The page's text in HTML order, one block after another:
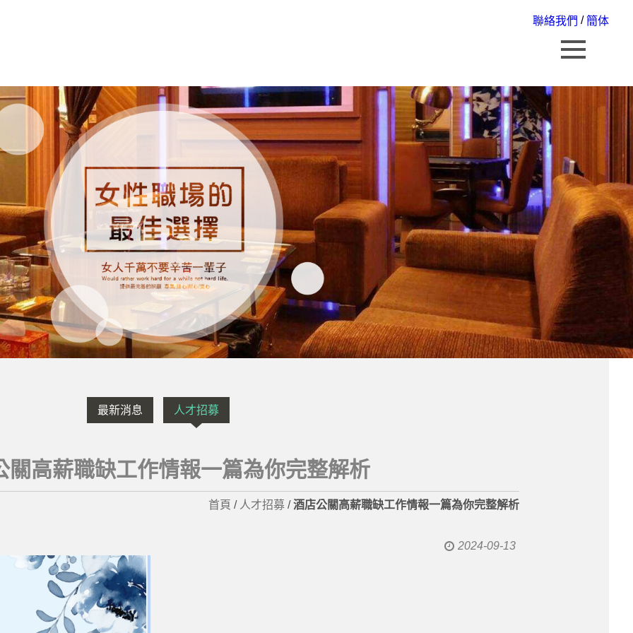
聯絡我們 /簡体
最新消息 人才招募
關高薪職缺工作情報一篇為你完整解析
首頁 / 人才招募/酒店公關高薪職缺工作情報一篇為你完整解析
2024-09-13